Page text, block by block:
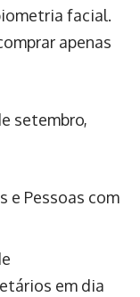
facial.
apenas
setembro,
e Pessoas com
em dia